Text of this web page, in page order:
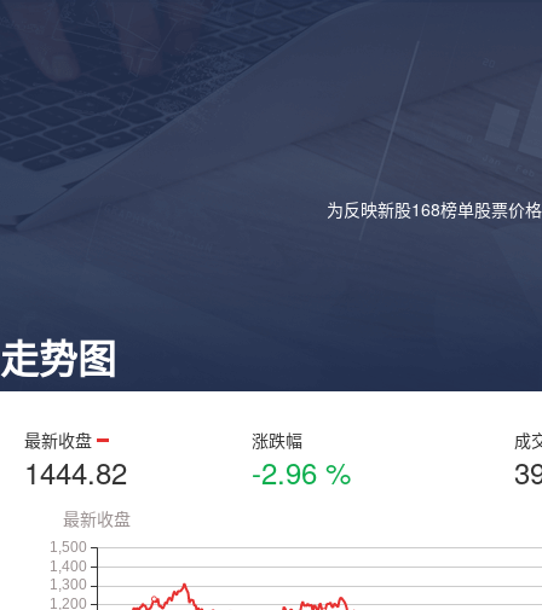
为反映新股168榜单股票价
走势图
最新收盘
1444.82
涨跌幅
-2.96 %
成